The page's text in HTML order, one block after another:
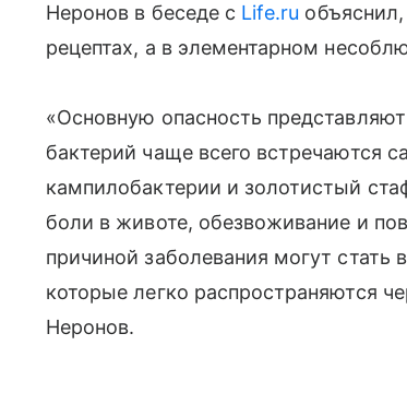
Неронов в беседе с Life.ru объяснил,
рецептах, а в элементарном
«Основную опасность
бактерий чаще всего встречаются
кампилобактерии и золотистый
боли в животе, обезвоживание и
причиной заболевания могут
которые легко распространяются
Неронов.